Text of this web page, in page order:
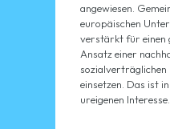
angewiesen.
europäischen
verstärkt für einen
Ansatz einer
sozialverträglichen
einsetzen. Das ist
ureigenen Interesse.